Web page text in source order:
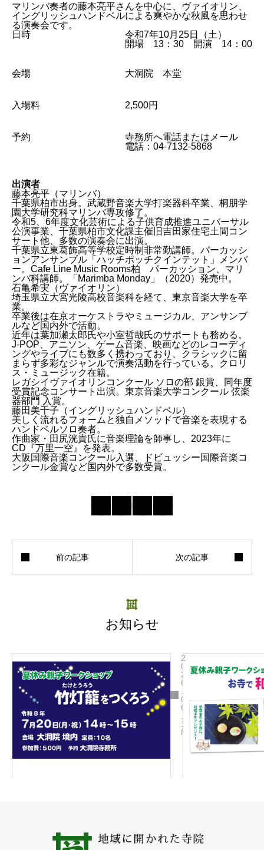
マリンバ奏者の藤本亮平さんを中心に、ヴァイオリン、
イングリッシュハンドベルによる爽やかな秋風を思わせ
る演奏会です。
日時
令和7年10月25日（土）
開場 13：30 開演 14：00
会場 大洞院 本堂
入場料 2,500円
予約
寺務所へ電話またはメール
電話：04-7132-5868
出演者
藤本亮平（マリンバ）
千葉県柏市出身。武蔵野音楽大学打楽器科卒業、桐朋学
園大学研究科マリンバ専攻修了。
令和5、6年度文化芸術による子供育成推進ユニバーサル
公演事業、千葉県柏市文化課主催旧吉田家住宅土間コン
サート他、多数の演奏会に出演。
千葉県立東葛飾高等学校定時制非常勤講師。パーカッシ
ョンアンサンブル「ハッチポッチクインテット」メンバ
ー。Cafe Line Music Rooms柏 パーカッション、マリ
ンバ科講師。「Marimba Monday」（2020）発売中。
石亀希実（ヴァイオリン）
埼玉県立大宮光陵高校音楽科を経て、東京音楽大学を卒
業。
卒業後は在京オーケストラやミュージカル、アンサンブ
ルなど国内外で活動。
近年は葉加瀬太郎氏や小室哲哉氏のサポートも務める。
J-POP、アニソン、ゲーム音楽、映画などのレコーディ
ングやライブにも数多く携わっており、クラシックに留
まらず多彩なジャンルで演奏活動を行っている。クロリ
ス・ミュージック在籍。
レガシイヴァイオリンコンクール ソロの部 銀賞、同年度
受賞記念コンサート出演。東京音楽大学コンクール 弦楽
器部門 入賞。
藤田美千子（イングリッシュハンドベル）
美しく流れるフォームと独自メソッドで音楽を表現する
ハンドベルソロ奏者。
作曲家・田尻洸貴氏に音楽理論を師事し、2023年に
CD『万里一空』を発表。
大阪国際音楽コンクール入選、ドビュッシー国際音楽コ
ンクール金賞など国内外で多数受賞。
お知らせ
2
0
2
6
.
0
6
.
1
8
ー